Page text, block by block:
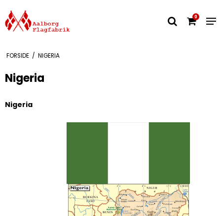
0
FORSIDE / NIGERIA
Nigeria
Nigeria